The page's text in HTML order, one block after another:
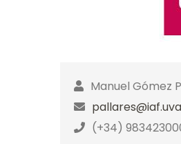
Manuel Gómez
(+34)